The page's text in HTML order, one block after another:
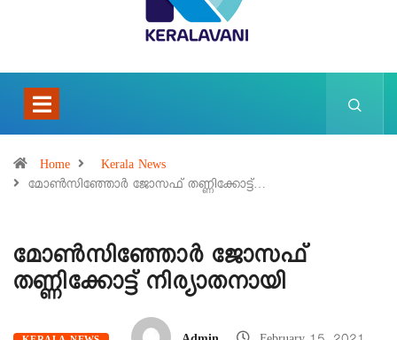
Home
Kerala News
മോൺസിഞ്ഞോർ ജോസഫ് തണ്ണിക്കോട്ട്…
മോൺസിഞ്ഞോർ ജോസഫ്
തണ്ണിക്കോട്ട് നിര്യാതനായി